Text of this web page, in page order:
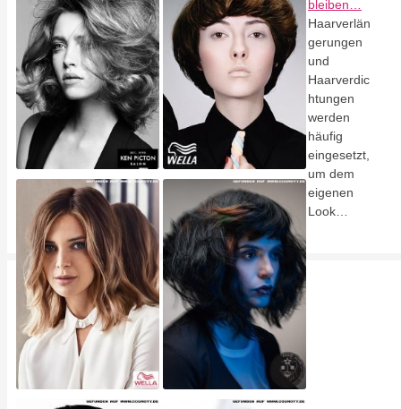
bleiben…
Haarverlän
gerungen
und
Haarverdic
htungen
werden
häufig
eingesetzt,
um dem
eigenen
Look…